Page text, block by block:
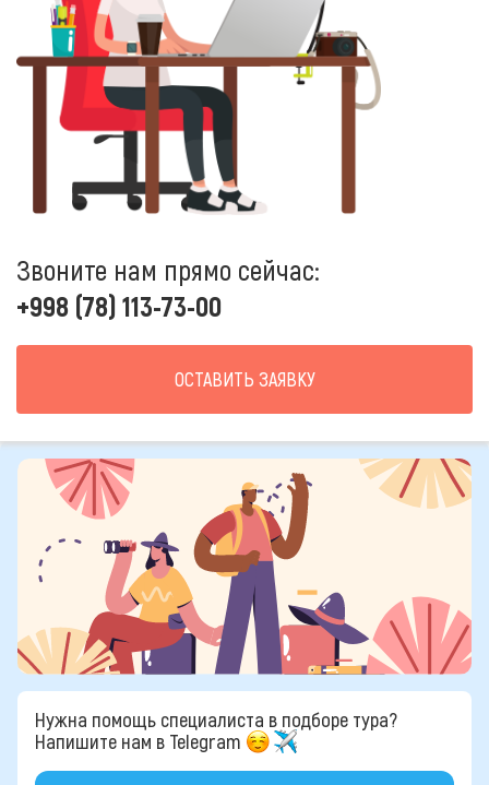
Звоните нам прямо сейчас:
+998 (78) 113-73-00
ОСТАВИТЬ ЗАЯВКУ
Нужна помощь специалиста в подборе тура?
Напишите нам в Telegram